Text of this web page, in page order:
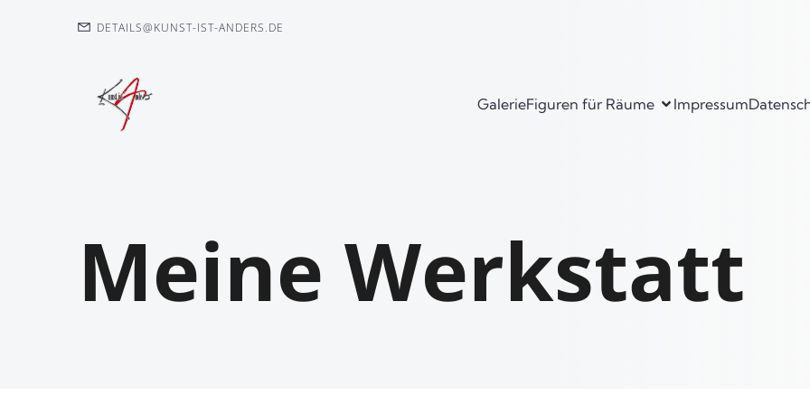
DETAILS@KUNST-IST-ANDERS.DE
GalerieFiguren für Räume Impressum
Meine Werkstatt